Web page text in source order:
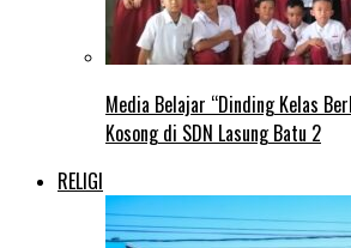
Media Belajar “Dinding Kelas
Kosong di SDN Lasung Batu 2
RELIGI